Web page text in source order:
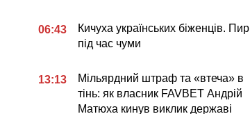
06:43
Кичуха українських біженців. Пир
під час чуми
13:13
Мільярдний штраф та «втеча» в
тінь: як власник FAVBET Андрій
Матюха кинув виклик державі